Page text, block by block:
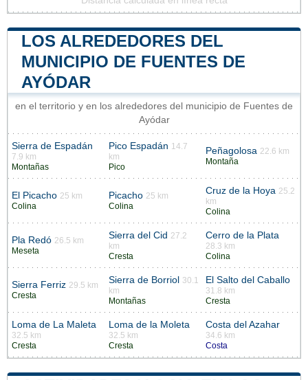
LOS ALREDEDORES DEL
MUNICIPIO DE FUENTES DE
AYÓDAR
en el territorio y en los alrededores del municipio de Fuentes de
Ayódar
Sierra de Espadán
7.9 km
Montañas
Pico Espadán 14.7
km
Pico
Peñagolosa 22.6 km
Montaña
El Picacho 25 km
Colina
Picacho 25 km
Colina
Cruz de la Hoya 25.2
km
Colina
Pla Redó 26.5 km
Meseta
Sierra del Cid 27.2
km
Cresta
Cerro de la Plata
28.3 km
Colina
Sierra Ferriz 29.5 km
Cresta
Sierra de Borriol
30.1
km
Montañas
El Salto del Caballo
31.8 km
Cresta
Loma de La Maleta
32.5 km
Cresta
Loma de la Moleta
32.5 km
Cresta
Costa del Azahar
34.6 km
Costa